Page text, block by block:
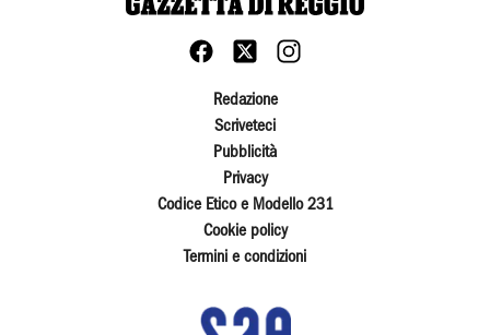
Redazione
Scriveteci
Pubblicità
Privacy
Codice Etico e Modello 231
Cookie policy
Termini e condizioni